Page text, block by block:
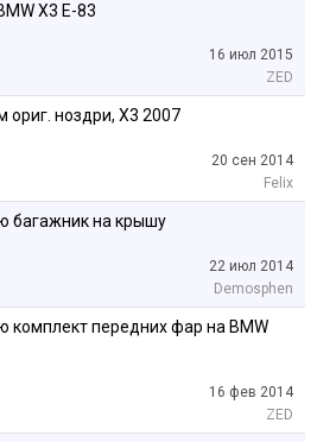
Х3 E-83
16 июл 2015
ZED
ориг. ноздри, Х3 2007
20 сен 2014
Felix
багажник на крышу
22 июл 2014
Demosphen
комплект передних фар на BMW
16 фев 2014
ZED